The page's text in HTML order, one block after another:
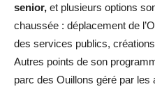
senior, et plusieurs options
chaussée : déplacement de
des services publics,
Autres points de son
parc des Ouillons géré par